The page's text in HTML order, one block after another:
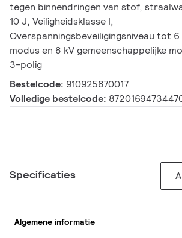
tegen binnendringen van stof,
10 J, Veiligheidsklasse I,
Overspanningsbeveiligingsniveau tot
modus en 8 kV gemeenschappelijke
3-polig
Bestelcode: 910925870017
Volledige bestelcode:
Specificaties
Algemene informatie